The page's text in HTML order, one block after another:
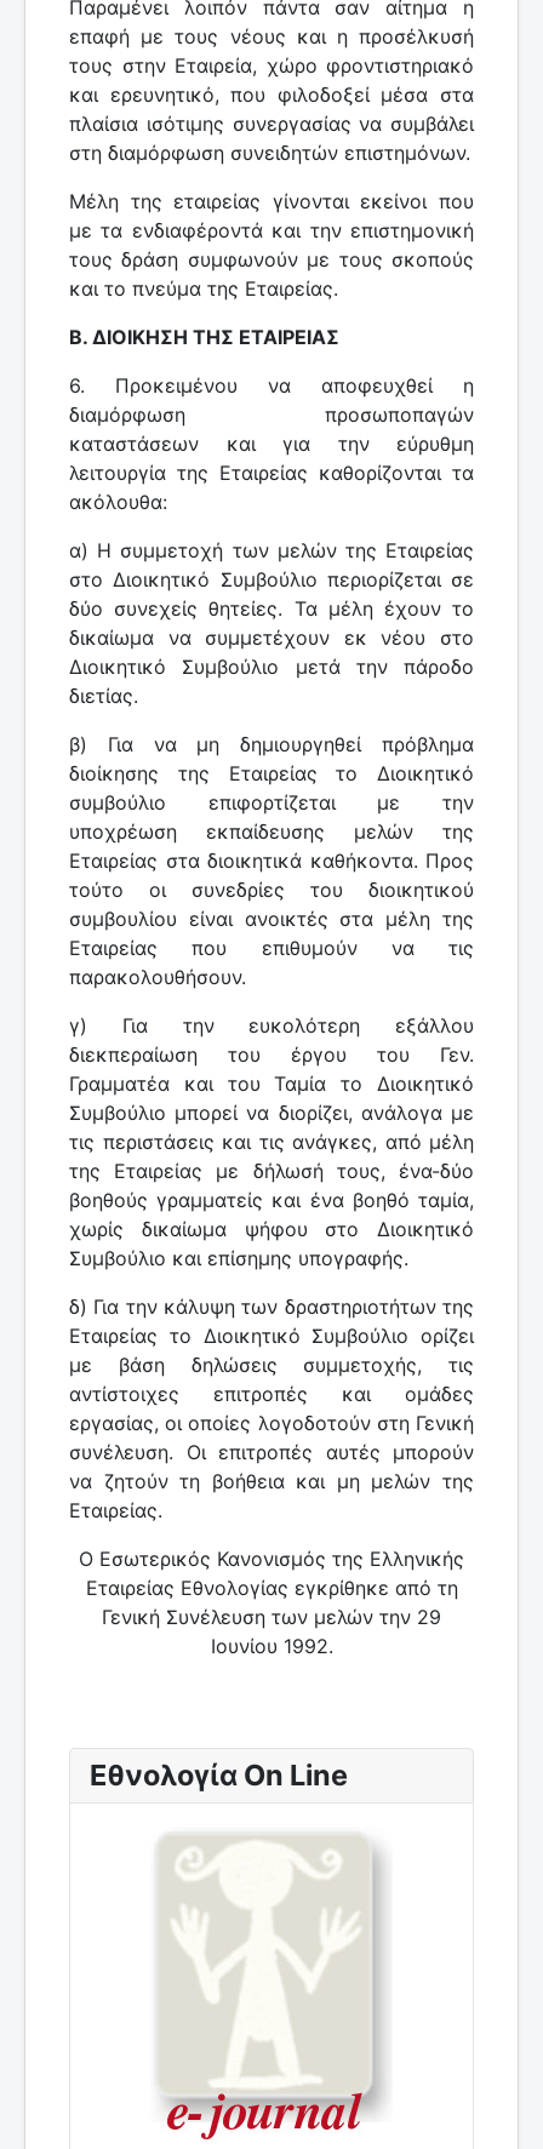
Παραμένει λοιπόν πάντα σαν αίτημα η
επαφή με τους νέους και η προσέλκυσή
τους στην Εταιρεία, χώρο φροντιστηριακό
και ερευνητικό, που φιλοδοξεί μέσα στα
πλαίσια ισότιμης συνεργασίας να συμβάλει
στη διαμόρφωση συνειδητών επιστημόνων.
Μέλη της εταιρείας γίνονται εκείνοι που
με τα ενδιαφέροντά και την επιστημονική
τους δράση συμφωνούν με τους σκοπούς
και το πνεύμα της Εταιρείας.
Β. ΔΙΟΙΚΗΣΗ ΤΗΣ ΕΤΑΙΡΕΙΑΣ
6. Προκειμένου να αποφευχθεί η
διαμόρφωση προσωποπαγών
καταστάσεων και για την εύρυθμη
λειτουργία της Εταιρείας καθορίζονται τα
ακόλουθα:
α) Η συμμετοχή των μελών της Εταιρείας
στο Διοικητικό Συμβούλιο περιορίζεται σε
δύο συνεχείς θητείες. Τα μέλη έχουν το
δικαίωμα να συμμετέχουν εκ νέου στο
Διοικητικό Συμβούλιο μετά την πάροδο
διετίας.
β) Για να μη δημιουργηθεί πρόβλημα
διοίκησης της Εταιρείας το Διοικητικό
συμβούλιο επιφορτίζεται με την
υποχρέωση εκπαίδευσης μελών της
Εταιρείας στα διοικητικά καθήκοντα. Προς
τούτο οι συνεδρίες του διοικητικού
συμβουλίου είναι ανοικτές στα μέλη της
Εταιρείας που επιθυμούν να τις
παρακολουθήσουν.
γ) Για την ευκολότερη εξάλλου
διεκπεραίωση του έργου του Γεν.
Γραμματέα και του Ταμία το Διοικητικό
Συμβούλιο μπορεί να διορίζει, ανάλογα με
τις περιστάσεις και τις ανάγκες, από μέλη
της Εταιρείας με δήλωσή τους, ένα-δύο
βοηθούς γραμματείς και ένα βοηθό ταμία,
χωρίς δικαίωμα ψήφου στο Διοικητικό
Συμβούλιο και επίσημης υπογραφής.
δ) Για την κάλυψη των δραστηριοτήτων της
Εταιρείας το Διοικητικό Συμβούλιο ορίζει
με βάση δηλώσεις συμμετοχής, τις
αντίστοιχες επιτροπές και ομάδες
εργασίας, οι οποίες λογοδοτούν στη Γενική
συνέλευση. Οι επιτροπές αυτές μπορούν
να ζητούν τη βοήθεια και μη μελών της
Εταιρείας.
Ο Εσωτερικός Κανονισμός της Ελληνικής
Εταιρείας Εθνολογίας εγκρίθηκε από τη
Γενική Συνέλευση των μελών την 29
Ιουνίου 1992.
Εθνολογία On Line